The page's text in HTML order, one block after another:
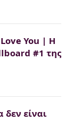
You | H
#1 της
είναι